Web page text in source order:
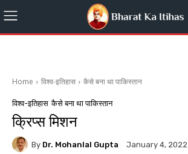
Home विश्व-इतिहास कैसे बना था पाकिस्तान
विश्व-इतिहास कैसे बना था पाकिस्तान
क्रिप्स मिशन
By Dr. Mohanlal Gupta January 4, 2022